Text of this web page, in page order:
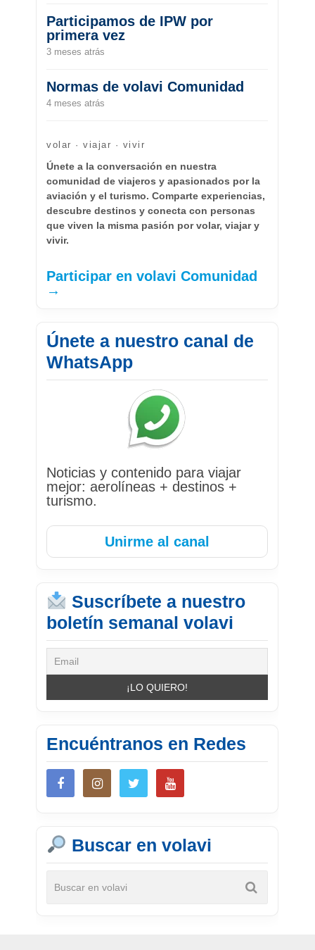
Participamos de IPW por
primera vez
3 meses atrás
Normas de volavi Comunidad
4 meses atrás
volar · viajar · vivir
Únete a la conversación en nuestra
comunidad de viajeros y apasionados por la
aviación y el turismo. Comparte experiencias,
descubre destinos y conecta con personas
que viven la misma pasión por volar, viajar y
vivir.
Participar en volavi Comunidad
→
Únete a nuestro canal de
WhatsApp
Noticias y contenido para viajar
mejor: aerolíneas + destinos +
turismo.
Unirme al canal
Suscríbete a nuestro
boletín semanal volavi
Encuéntranos en Redes
Buscar en volavi